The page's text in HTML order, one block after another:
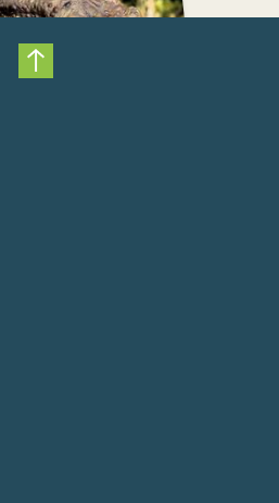
Nach oben scrollen